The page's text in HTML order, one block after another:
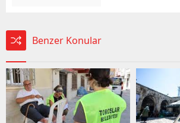
Benzer Konular